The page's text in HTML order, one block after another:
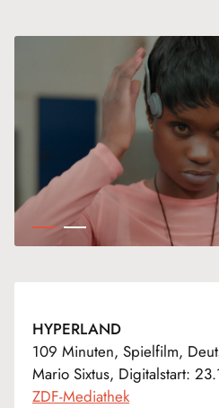
HYPERLAND
109 Minuten, Spielfilm,
Mario Sixtus, Digitalstart:
ZDF-Mediathek